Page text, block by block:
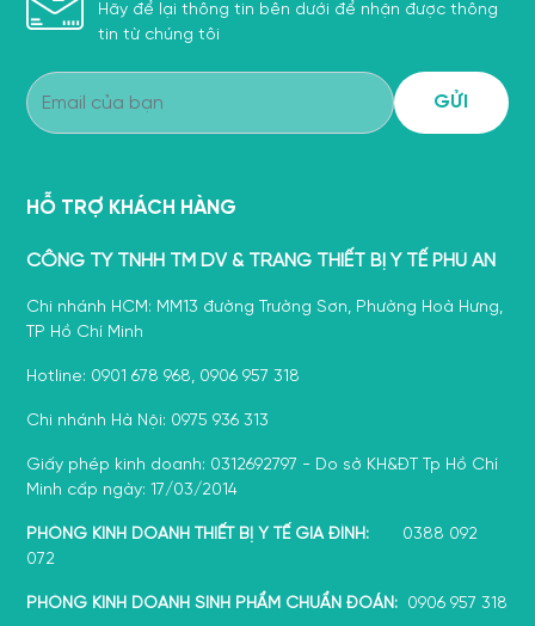
Hãy để lại thông tin bên dưới để nhận được thông
tin từ chúng tôi
HỖ TRỢ KHÁCH HÀNG
CÔNG TY TNHH TM DV & TRANG THIẾT BỊ Y TẾ PHÚ AN
Chi nhánh HCM: MM13 đường Trường Sơn, Phường Hoà Hưng,
TP Hồ Chí Minh
Hotline: 0901 678 968, 0906 957 318
Chi nhánh Hà Nội: 0975 936 313
Giấy phép kinh doanh: 0312692797 - Do sở KH&ĐT Tp Hồ Chí
Minh cấp ngày: 17/03/2014
PHÒNG KINH DOANH THIẾT BỊ Y TẾ GIA ĐÌNH: 0388 092
072
PHÒNG KINH DOANH SINH PHẨM CHUẨN ĐOÁN: 0906 957 318